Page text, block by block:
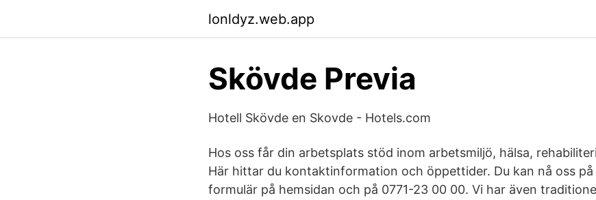
lonldyz.web.app
Skövde Previa
Hotell Skövde en Skovde - Hotels.com
Hos oss får din arbetsplats stöd inom arbetsmiljö, hälsa,
Här hittar du kontaktinformation och öppettider. Du kan nå oss på
formulär på hemsidan och på 0771-23 00 00. Vi har även